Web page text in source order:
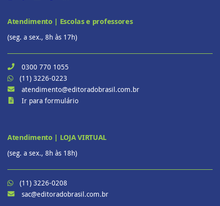
Atendimento | Escolas e professores
(seg. a sex., 8h às 17h)
0300 770 1055
(11) 3226-0223
atendimento@editoradobrasil.com.br
Ir para formulário
Atendimento | LOJA VIRTUAL
(seg. a sex., 8h às 18h)
(11) 3226-0208
sac@editoradobrasil.com.br